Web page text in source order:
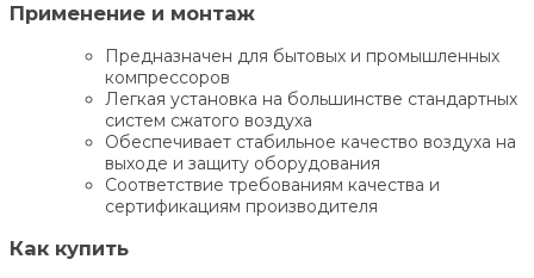
Применение и монтаж
Предназначен для бытовых и промышленных
компрессоров
Легкая установка на большинстве стандартных
систем сжатого воздуха
Обеспечивает стабильное качество воздуха на
выходе и защиту оборудования
Соответствие требованиям качества и
сертификациям производителя
Как купить